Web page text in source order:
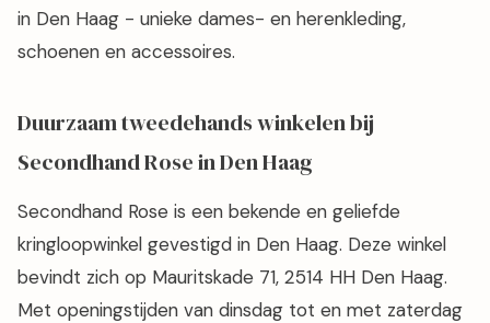
in Den Haag - unieke dames- en herenkleding,
schoenen en accessoires.
Duurzaam tweedehands winkelen bij
Secondhand Rose in Den Haag
Secondhand Rose is een bekende en geliefde
kringloopwinkel gevestigd in Den Haag. Deze winkel
bevindt zich op Mauritskade 71, 2514 HH Den Haag.
Met openingstijden van dinsdag tot en met zaterdag